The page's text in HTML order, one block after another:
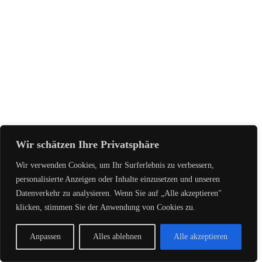
Wir schätzen Ihre Privatsphäre
Wir verwenden Cookies, um Ihr Surferlebnis zu verbessern,
personalisierte Anzeigen oder Inhalte einzusetzen und unseren
Datenverkehr zu analysieren. Wenn Sie auf „Alle akzeptieren"
klicken, stimmen Sie der Anwendung von Cookies zu.
Anpassen Alles ablehnen Alle akzeptieren